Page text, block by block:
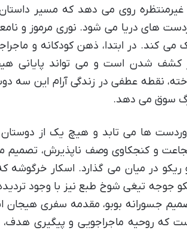
غیرمنتظره روی می دهد که مسیر
های دریا می شود. نوری مرموز و
کند. در ابتدا، ذهن کودکانه و
کشف شدن است و می تواند پایانی
نقطه عطفی در زندگی آرام این
سوق می دهد.
دوردست ها می تابد و هیچ یک از
شجاعت و کنجکاوی وصف ناپذیرش،
ریکو در میان می گذارد. اسکار خرگوشه
جوجه تیغی شوخ طبع نیز با وجود
جسورانه بوبو، مقدمه سفری هیجان
که روحیه ماجراجویی و پیگیری